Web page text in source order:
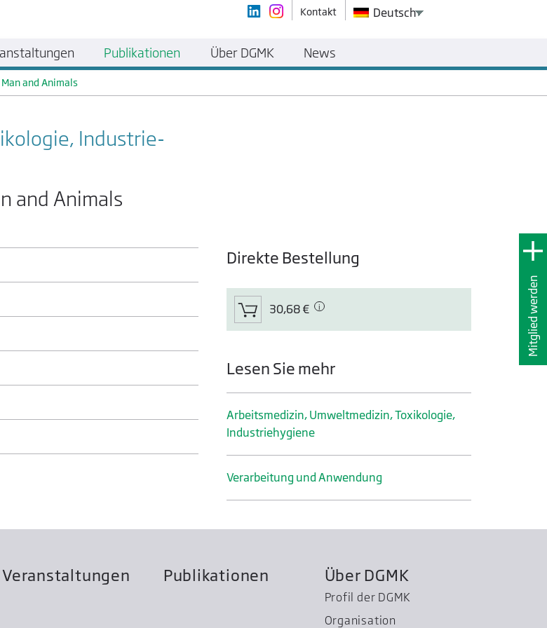
Mitglied werden
and Animals
Industrie­
and Animals
Direkte Bestellung
30,68 €
Lesen Sie mehr
Arbeitsmedizin, Umweltmedizin, Toxikologie,
Industrie­hygiene
Verarbeitung und Anwendung
Veranstaltungen Publikationen Über DGMK
Profil der DGMK
Organisation
Kontakt Deutsch
Publikationen Über DGMK News